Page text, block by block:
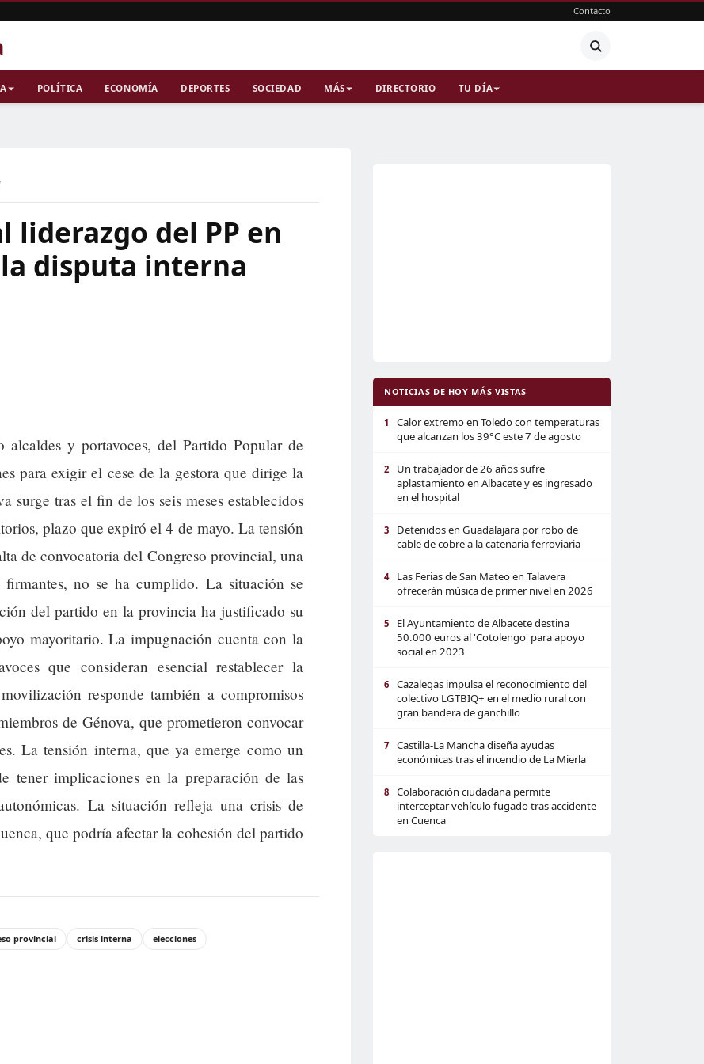
Contacto
POLÍTICA ECONOMÍA DEPORTES SOCIEDAD MÁS DIRECTORIO TU DÍA
liderazgo del PP en
disputa interna
y portavoces, del Partido Popular de
para exigir el cese de la gestora que dirige la
tras el fin de los seis meses establecidos
plazo que expiró el 4 de mayo. La tensión
de convocatoria del Congreso provincial, una
no se ha cumplido. La situación se
del partido en la provincia ha justificado su
mayoritario. La impugnación cuenta con la
que consideran esencial restablecer la
responde también a compromisos
de Génova, que prometieron convocar
La tensión interna, que ya emerge como un
tener implicaciones en la preparación de las
La situación refleja una crisis de
que podría afectar la cohesión del partido
provincial crisis interna elecciones
NOTICIAS DE HOY MÁS VISTAS
1
Calor extremo en Toledo con temperaturas
que alcanzan los 39°C este 7 de agosto
2
Un trabajador de 26 años sufre
aplastamiento en Albacete y es ingresado
en el hospital
3
Detenidos en Guadalajara por robo de
cable de cobre a la catenaria ferroviaria
4
Las Ferias de San Mateo en Talavera
ofrecerán música de primer nivel en 2026
5
El Ayuntamiento de Albacete destina
50.000 euros al 'Cotolengo' para apoyo
social en 2023
6
Cazalegas impulsa el reconocimiento del
colectivo LGTBIQ+ en el medio rural con
gran bandera de ganchillo
7
Castilla-La Mancha diseña ayudas
económicas tras el incendio de La Mierla
8
Colaboración ciudadana permite
interceptar vehículo fugado tras accidente
en Cuenca